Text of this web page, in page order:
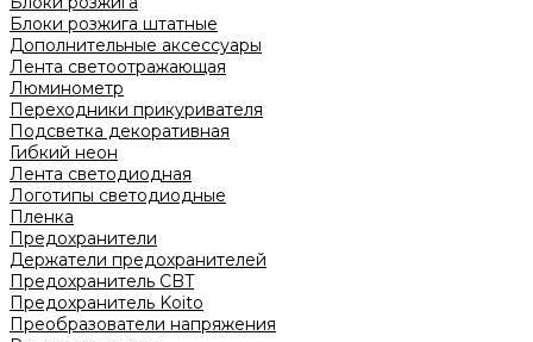
Блоки розжига штатные
Дополнительные аксессуары
Лента светоотражающая
Люминометр
Переходники прикуривателя
Подсветка декоративная
Гибкий неон
Лента светодиодная
Логотипы светодиодные
Пленка
Предохранители
Держатели предохранителей
Предохранитель CBT
Предохранитель Koito
Преобразователи напряжения